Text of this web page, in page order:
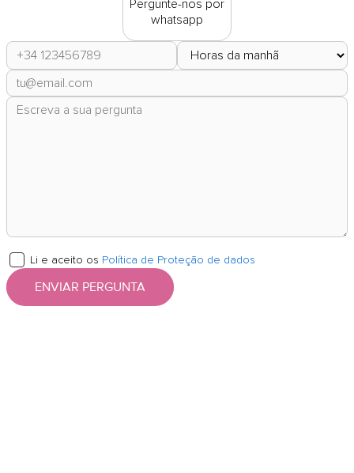
Pergunte-nos por
whatsapp
Li e aceito os Política de Proteção de dados
ENVIAR PERGUNTA